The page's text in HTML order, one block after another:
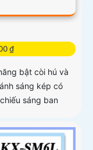
₫
bật còi hú và
sáng kép có
sáng ban